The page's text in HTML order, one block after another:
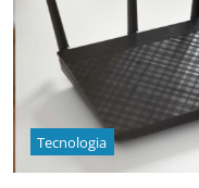
Tecnologia